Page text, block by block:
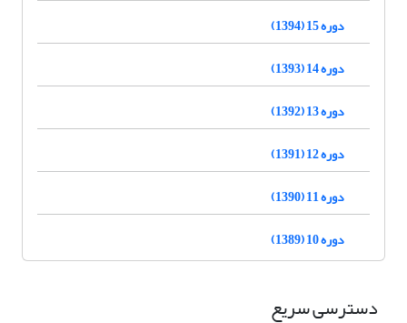
دوره 15 (1394)
دوره 14 (1393)
دوره 13 (1392)
دوره 12 (1391)
دوره 11 (1390)
دوره 10 (1389)
دسترسی سریع